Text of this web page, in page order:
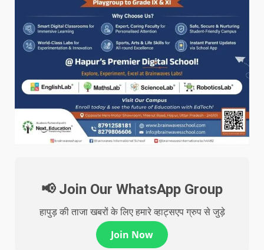
📢 Join Our WhatsApp Group
हापुड़ की ताजा खबरों के लिए हमारे व्हाट्सएप ग्रुप से जुड़े
Join Now